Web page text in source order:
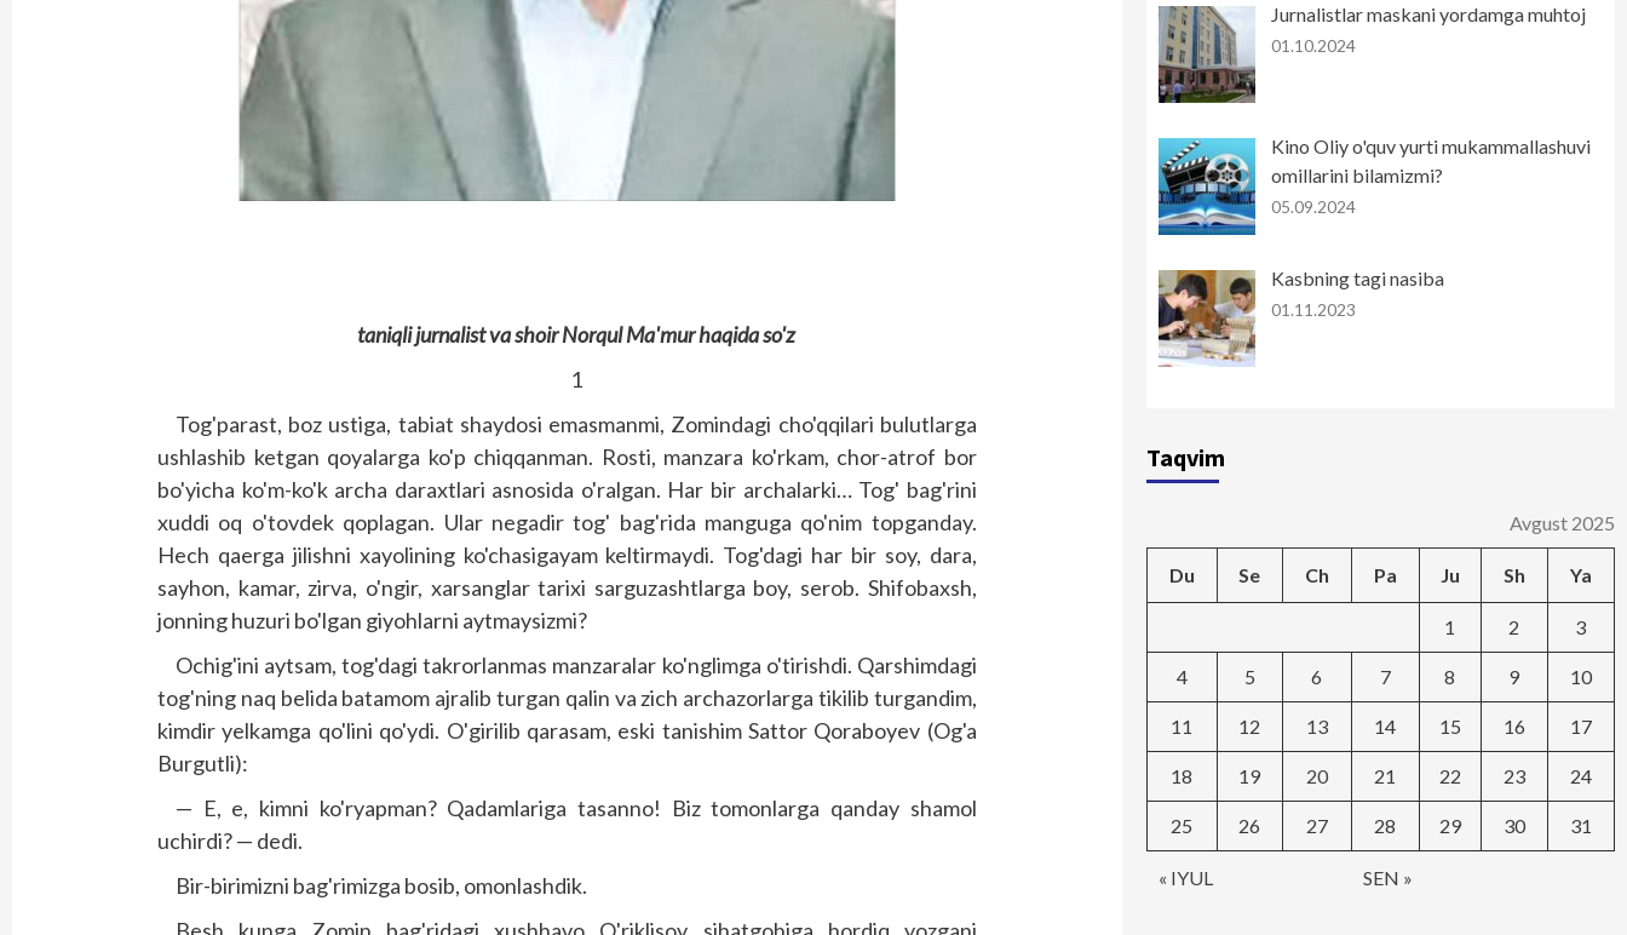
taniqli jurnalist va shoir Norqul Ma'mur haqida so'z
1
Tog'parast, boz ustiga, tabiat shaydosi emasmanmi, Zomindagi cho'qqilari bulutlarga
ushlashib ketgan qoyalarga ko'p chiqqanman. Rosti, manzara ko'rkam, chor-atrof bor
bo'yicha ko'm-ko'k archa daraxtlari asnosida o'ralgan. Har bir archalarki… Tog' bag'rini
xuddi oq o'tovdek qoplagan. Ular negadir tog' bag'rida manguga qo'nim topganday.
Hech qaerga jilishni xayolining ko'chasigayam keltirmaydi. Tog'dagi har bir soy, dara,
sayhon, kamar, zirva, o'ngir, xarsanglar tarixi sarguzashtlarga boy, serob. Shifobaxsh,
jonning huzuri bo'lgan giyohlarni aytmaysizmi?
Ochig'ini aytsam, tog'dagi takrorlanmas manzaralar ko'nglimga o'tirishdi. Qarshimdagi
tog'ning naq belida batamom ajralib turgan qalin va zich archazorlarga tikilib turgandim,
kimdir yelkamga qo'lini qo'ydi. O'girilib qarasam, eski tanishim Sattor Qoraboyev (Og'a
Burgutli):
— E, e, kimni ko'ryapman? Qadamlariga tasanno! Biz tomonlarga qanday shamol
uchirdi? — dedi.
Bir-birimizni bag'rimizga bosib, omonlashdik.
Besh kunga Zomin bag'ridagi xushhavo O'riklisoy sihatgohiga hordiq yozgani
Jurnalistlar maskani yordamga muhtoj
01.10.2024
Kino Oliy o'quv yurti mukammallashuvi
omillarini bilamizmi?
05.09.2024
Kasbning tagi nasiba
01.11.2023
Taqvim
Avgust 2025
Du Se Ch Pa Ju Sh Ya
« IYUL SEN »
1 2 3
4 5 6 7 8 9 10
11 12 13 14 15 16 17
18 19 20 21 22 23 24
25 26 27 28 29 30 31